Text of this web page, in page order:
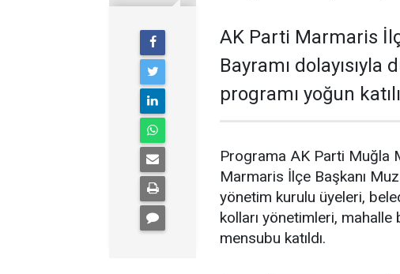
AK Parti Marmaris
Bayramı
programı yoğun
Programa AK Parti Muğla
Marmaris İlçe Başkanı
yönetim kurulu üyeleri,
kolları yönetimleri, mahalle
mensubu katıldı.